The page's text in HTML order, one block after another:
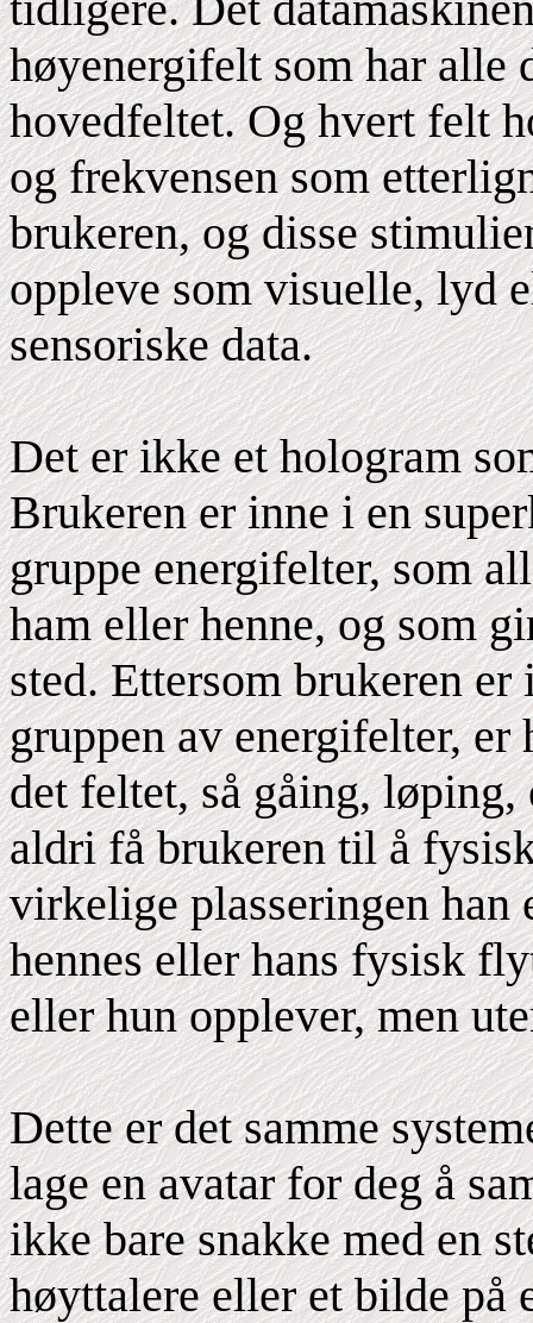
høyenergifelt som har alle
hovedfeltet. Og hvert felt
og frekvensen som
brukeren, og disse
oppleve som visuelle, lyd
sensoriske data.
Det er ikke et hologram
Brukeren er inne i en
gruppe energifelter, som
ham eller henne, og som
sted. Ettersom brukeren
gruppen av energifelter, er
det feltet, så gåing,
aldri få brukeren til å
virkelige plasseringen han
hennes eller hans fysisk
eller hun opplever, men
Dette er det samme
lage en avatar for deg å
ikke bare snakke med en
høyttalere eller et bilde på